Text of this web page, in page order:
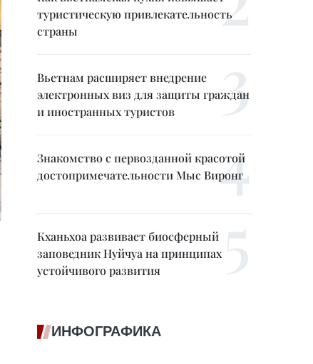
туристическую привлекательность
страны
Вьетнам расширяет внедрение
электронных виз для защиты граждан
и иностранных туристов
Знакомство с первозданной красотой
достопримечательности Мыс Виронг
Кханьхоа развивает биосферный
заповедник Нуйчуа на принципах
устойчивого развития
ИНФОГРАФИКА